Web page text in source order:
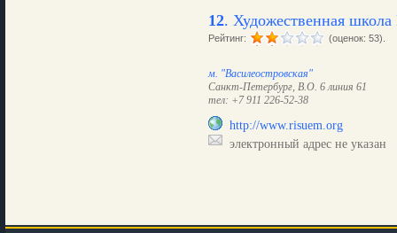
12. Художественная
Рейтинг: (оценок: 53).
м. "Василеостровская"
Санкт-Петербург, В.О. 6 линия 61
тел: +7 911 226-52-38
http://www.risuem.org
электронный адрес не указан